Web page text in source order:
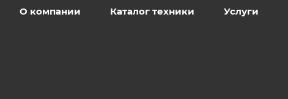
О компании Каталог техники Услуги